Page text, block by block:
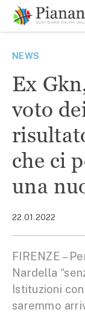
contenuto
NEWS
Ex
voto
che ci
una
22.01.2022
FIRENZE –
Nardella
Istituzioni
saremmo